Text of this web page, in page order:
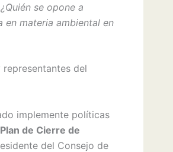
se opone a
materia ambiental en
del
implemente políticas
Plan de Cierre de
del Consejo de